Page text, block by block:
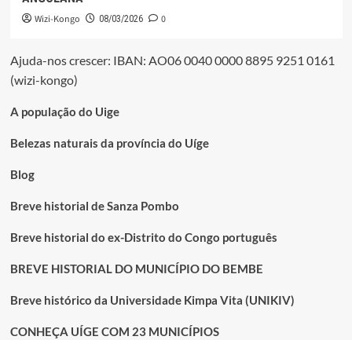
Wizi-Kongo 08/03/2026 0
Ajuda-nos crescer: IBAN: AO06 0040 0000 8895 9251 0161
(wizi-kongo)
A população do Uige
Belezas naturais da província do Uíge
Blog
Breve historial de Sanza Pombo
Breve historial do ex-Distrito do Congo português
BREVE HISTORIAL DO MUNICÍPIO DO BEMBE
Breve histórico da Universidade Kimpa Vita (UNIKIV)
CONHEÇA UÍGE COM 23 MUNICÍPIOS